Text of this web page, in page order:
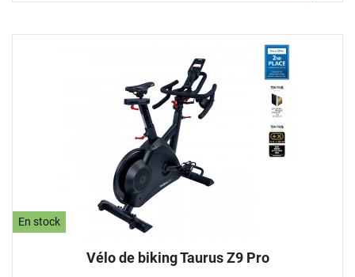
En stock
Vélo de biking Taurus Z9 Pro